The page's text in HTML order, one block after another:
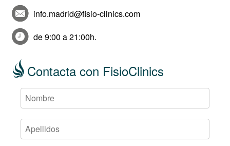
info.madrid@fisio-clinics.com
de 9:00 a 21:00h.
Contacta con FisioClinics